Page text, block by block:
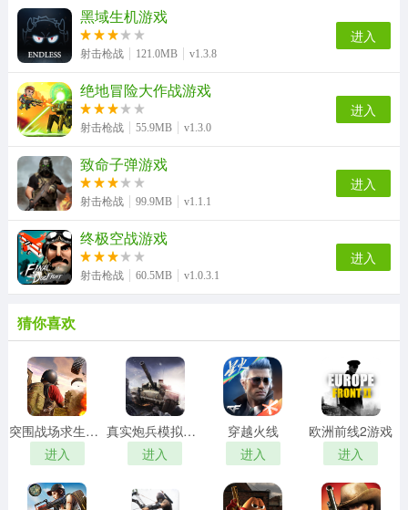
黑域生机游戏
射击枪战 121.0MB v1.3.8
进入
绝地冒险大作战游戏
射击枪战 55.9MB v1.3.0
进入
致命子弹游戏
射击枪战 99.9MB v1.1.1
进入
终极空战游戏
射击枪战 60.5MB v1.0.3.1
进入
猜你喜欢
突围战场求生行动游戏
进入
真实炮兵模拟游戏
进入
穿越火线
进入
欧洲前线2游戏
进入